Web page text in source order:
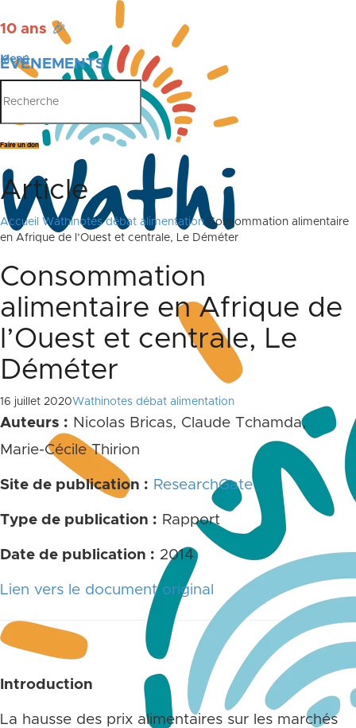
10 ans 🎉
ÉVÉNEMENTS
PUBLICATIONS
Menu
Faire un don
Article
Accueil Wathinotes débat alimentation Consommation alimentaire
en Afrique de l’Ouest et centrale, Le Déméter
Consommation
alimentaire en Afrique de
l’Ouest et centrale, Le
Déméter
16 juillet 2020Wathinotes débat alimentation
Auteurs : Nicolas Bricas, Claude Tchamda,
Marie-Cécile Thirion
Site de publication : ResearchGate
Type de publication : Rapport
Date de publication : 2014
Lien vers le document original
Introduction
La hausse des prix alimentaires sur les marchés